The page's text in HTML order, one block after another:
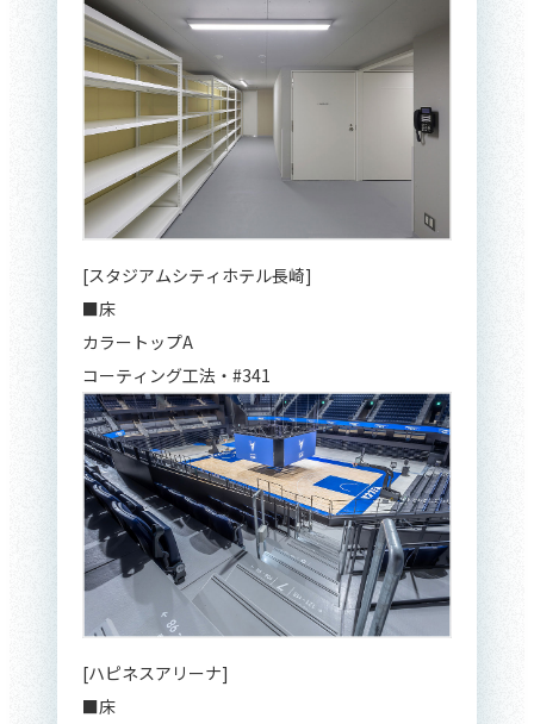
[スタジアムシティホテル長崎]
■床
カラートップA
コーティング工法・#341
[ハピネスアリーナ]
■床